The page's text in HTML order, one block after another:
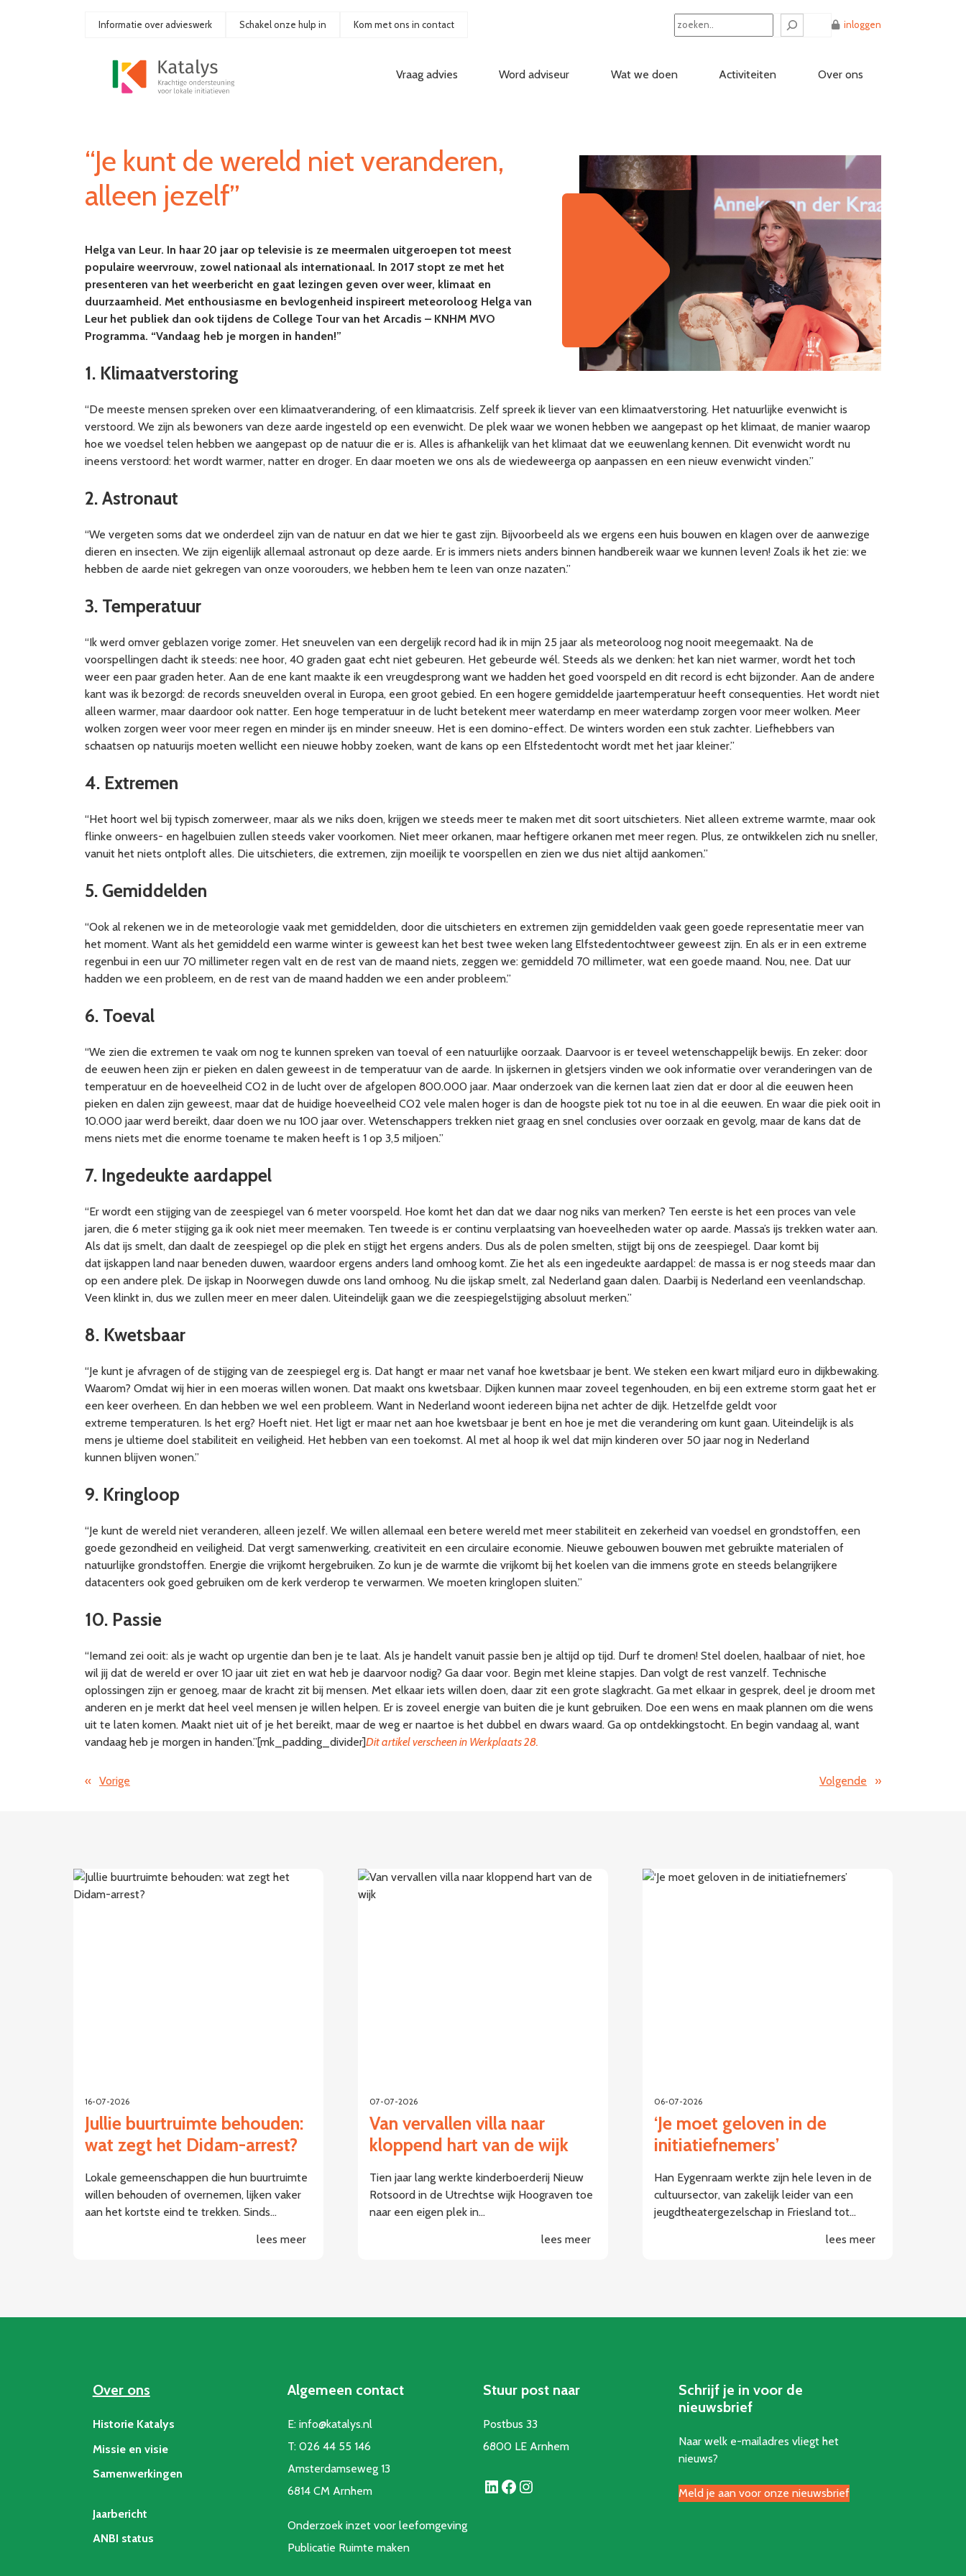
Informatie over advieswerk Schakel onze hulp in Kom met ons in contact
Search
inloggen
Vraag advies Word adviseur Wat we doen Activiteiten Over ons
“Je kunt de wereld niet veranderen,
alleen jezelf”
Helga van Leur. In haar 20 jaar op televisie is ze meermalen uitgeroepen tot meest
populaire weervrouw, zowel nationaal als internationaal. In 2017 stopt ze met het
presenteren van het weerbericht en gaat lezingen geven over weer, klimaat en
duurzaamheid. Met enthousiasme en bevlogenheid inspireert meteoroloog Helga van
Leur het publiek dan ook tijdens de College Tour van het Arcadis – KNHM MVO
Programma. “Vandaag heb je morgen in handen!”
1. Klimaatverstoring
“De meeste mensen spreken over een klimaatverandering, of een klimaatcrisis. Zelf spreek ik liever van een klimaatverstoring. Het natuurlijke evenwicht is
verstoord. We zijn als bewoners van deze aarde ingesteld op een evenwicht. De plek waar we wonen hebben we aangepast op het klimaat, de manier waarop
hoe we voedsel telen hebben we aangepast op de natuur die er is. Alles is afhankelijk van het klimaat dat we eeuwenlang kennen. Dit evenwicht wordt nu
ineens verstoord: het wordt warmer, natter en droger. En daar moeten we ons als de wiedeweerga op aanpassen en een nieuw evenwicht vinden.”
2. Astronaut
“We vergeten soms dat we onderdeel zijn van de natuur en dat we hier te gast zijn. Bijvoorbeeld als we ergens een huis bouwen en klagen over de aanwezige
dieren en insecten. We zijn eigenlijk allemaal astronaut op deze aarde. Er is immers niets anders binnen handbereik waar we kunnen leven! Zoals ik het zie: we
hebben de aarde niet gekregen van onze voorouders, we hebben hem te leen van onze nazaten.”
3. Temperatuur
“Ik werd omver geblazen vorige zomer. Het sneuvelen van een dergelijk record had ik in mijn 25 jaar als meteoroloog nog nooit meegemaakt. Na de
voorspellingen dacht ik steeds: nee hoor, 40 graden gaat echt niet gebeuren. Het gebeurde wél. Steeds als we denken: het kan niet warmer, wordt het toch
weer een paar graden heter. Aan de ene kant maakte ik een vreugdesprong want we hadden het goed voorspeld en dit record is echt bijzonder. Aan de andere
kant was ik bezorgd: de records sneuvelden overal in Europa, een groot gebied. En een hogere gemiddelde jaartemperatuur heeft consequenties. Het wordt niet
alleen warmer, maar daardoor ook natter. Een hoge temperatuur in de lucht betekent meer waterdamp en meer waterdamp zorgen voor meer wolken. Meer
wolken zorgen weer voor meer regen en minder ijs en minder sneeuw. Het is een domino-effect. De winters worden een stuk zachter. Liefhebbers van
schaatsen op natuurijs moeten wellicht een nieuwe hobby zoeken, want de kans op een Elfstedentocht wordt met het jaar kleiner.”
4. Extremen
“Het hoort wel bij typisch zomerweer, maar als we niks doen, krijgen we steeds meer te maken met dit soort uitschieters. Niet alleen extreme warmte, maar ook
flinke onweers- en hagelbuien zullen steeds vaker voorkomen. Niet meer orkanen, maar heftigere orkanen met meer regen. Plus, ze ontwikkelen zich nu sneller,
vanuit het niets ontploft alles. Die uitschieters, die extremen, zijn moeilijk te voorspellen en zien we dus niet altijd aankomen.”
5. Gemiddelden
“Ook al rekenen we in de meteorologie vaak met gemiddelden, door die uitschieters en extremen zijn gemiddelden vaak geen goede representatie meer van
het moment. Want als het gemiddeld een warme winter is geweest kan het best twee weken lang Elfstedentochtweer geweest zijn. En als er in een extreme
regenbui in een uur 70 millimeter regen valt en de rest van de maand niets, zeggen we: gemiddeld 70 millimeter, wat een goede maand. Nou, nee. Dat uur
hadden we een probleem, en de rest van de maand hadden we een ander probleem.”
6. Toeval
“We zien die extremen te vaak om nog te kunnen spreken van toeval of een natuurlijke oorzaak. Daarvoor is er teveel wetenschappelijk bewijs. En zeker: door
de eeuwen heen zijn er pieken en dalen geweest in de temperatuur van de aarde. In ijskernen in gletsjers vinden we ook informatie over veranderingen van de
temperatuur en de hoeveelheid CO2 in de lucht over de afgelopen 800.000 jaar. Maar onderzoek van die kernen laat zien dat er door al die eeuwen heen
pieken en dalen zijn geweest, maar dat de huidige hoeveelheid CO2 vele malen hoger is dan de hoogste piek tot nu toe in al die eeuwen. En waar die piek ooit in
10.000 jaar werd bereikt, daar doen we nu 100 jaar over. Wetenschappers trekken niet graag en snel conclusies over oorzaak en gevolg, maar de kans dat de
mens niets met die enorme toename te maken heeft is 1 op 3,5 miljoen.”
7. Ingedeukte aardappel
“Er wordt een stijging van de zeespiegel van 6 meter voorspeld. Hoe komt het dan dat we daar nog niks van merken? Ten eerste is het een proces van vele
jaren, die 6 meter stijging ga ik ook niet meer meemaken. Ten tweede is er continu verplaatsing van hoeveelheden water op aarde. Massa’s ijs trekken water aan.
Als dat ijs smelt, dan daalt de zeespiegel op die plek en stijgt het ergens anders. Dus als de polen smelten, stijgt bij ons de zeespiegel. Daar komt bij
dat ijskappen land naar beneden duwen, waardoor ergens anders land omhoog komt. Zie het als een ingedeukte aardappel: de massa is er nog steeds maar dan
op een andere plek. De ijskap in Noorwegen duwde ons land omhoog. Nu die ijskap smelt, zal Nederland gaan dalen. Daarbij is Nederland een veenlandschap.
Veen klinkt in, dus we zullen meer en meer dalen. Uiteindelijk gaan we die zeespiegelstijging absoluut merken.”
8. Kwetsbaar
“Je kunt je afvragen of de stijging van de zeespiegel erg is. Dat hangt er maar net vanaf hoe kwetsbaar je bent. We steken een kwart miljard euro in dijkbewaking.
Waarom? Omdat wij hier in een moeras willen wonen. Dat maakt ons kwetsbaar. Dijken kunnen maar zoveel tegenhouden, en bij een extreme storm gaat het er
een keer overheen. En dan hebben we wel een probleem. Want in Nederland woont iedereen bijna net achter de dijk. Hetzelfde geldt voor
extreme temperaturen. Is het erg? Hoeft niet. Het ligt er maar net aan hoe kwetsbaar je bent en hoe je met die verandering om kunt gaan. Uiteindelijk is als
mens je ultieme doel stabiliteit en veiligheid. Het hebben van een toekomst. Al met al hoop ik wel dat mijn kinderen over 50 jaar nog in Nederland
kunnen blijven wonen.”
9. Kringloop
“Je kunt de wereld niet veranderen, alleen jezelf. We willen allemaal een betere wereld met meer stabiliteit en zekerheid van voedsel en grondstoffen, een
goede gezondheid en veiligheid. Dat vergt samenwerking, creativiteit en een circulaire economie. Nieuwe gebouwen bouwen met gebruikte materialen of
natuurlijke grondstoffen. Energie die vrijkomt hergebruiken. Zo kun je de warmte die vrijkomt bij het koelen van die immens grote en steeds belangrijkere
datacenters ook goed gebruiken om de kerk verderop te verwarmen. We moeten kringlopen sluiten.”
10. Passie
“Iemand zei ooit: als je wacht op urgentie dan ben je te laat. Als je handelt vanuit passie ben je altijd op tijd. Durf te dromen! Stel doelen, haalbaar of niet, hoe
wil jij dat de wereld er over 10 jaar uit ziet en wat heb je daarvoor nodig? Ga daar voor. Begin met kleine stapjes. Dan volgt de rest vanzelf. Technische
oplossingen zijn er genoeg, maar de kracht zit bij mensen. Met elkaar iets willen doen, daar zit een grote slagkracht. Ga met elkaar in gesprek, deel je droom met
anderen en je merkt dat heel veel mensen je willen helpen. Er is zoveel energie van buiten die je kunt gebruiken. Doe een wens en maak plannen om die wens
uit te laten komen. Maakt niet uit of je het bereikt, maar de weg er naartoe is het dubbel en dwars waard. Ga op ontdekkingstocht. En begin vandaag al, want
vandaag heb je morgen in handen.”[mk_padding_divider]Dit artikel verscheen in Werkplaats 28.
« Vorige Volgende »
16-07-2026
Jullie buurtruimte behouden:
wat zegt het Didam-arrest?
Lokale gemeenschappen die hun buurtruimte
willen behouden of overnemen, lijken vaker
aan het kortste eind te trekken. Sinds…
lees meer
07-07-2026
Van vervallen villa naar
kloppend hart van de wijk
Tien jaar lang werkte kinderboerderij Nieuw
Rotsoord in de Utrechtse wijk Hoograven toe
naar een eigen plek in…
lees meer
06-07-2026
‘Je moet geloven in de
initiatiefnemers’
Han Eygenraam werkte zijn hele leven in de
cultuursector, van zakelijk leider van een
jeugdtheatergezelschap in Friesland tot…
lees meer
Over ons
Historie Katalys
Missie en visie
Samenwerkingen
Jaarbericht
ANBI status
Algemeen contact
E:info@katalys.nl
T:026 44 55 146
Amsterdamseweg 13
6814 CM Arnhem
Onderzoek inzet voor leefomgeving
Publicatie Ruimte maken
Stuur post naar
Postbus 33
6800 LE Arnhem
LinkedIn Facebook Instagram
Schrijf je in voor de
nieuwsbrief
Naar welk e-mailadres vliegt het
nieuws?
Meld je aan voor onze nieuwsbrief